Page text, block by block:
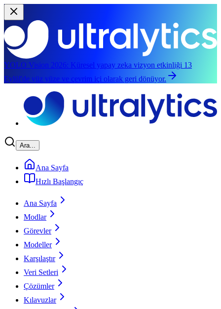
YOLO Vision 2026: Küresel yapay zeka vizyon etkinliği 13
Eylül'de yüz yüze ve çevrim içi olarak geri dönüyor.
Ara...
Ana Sayfa
Hızlı Başlangıç
Ana Sayfa
Modlar
Görevler
Modeller
Karşılaştır
Veri Setleri
Çözümler
Kılavuzlar